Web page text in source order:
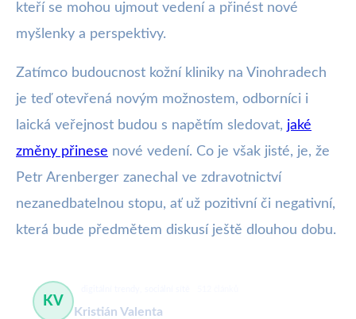
kteří se mohou ujmout vedení a přinést nové
myšlenky a perspektivy.
Zatímco budoucnost kožní kliniky na Vinohradech
je teď otevřená novým možnostem, odborníci i
laická veřejnost budou s napětím sledovat, jaké
změny přinese nové vedení. Co je však jisté, je, že
Petr Arenberger zanechal ve zdravotnictví
nezanedbatelnou stopu, ať už pozitivní či negativní,
která bude předmětem diskusí ještě dlouhou dobu.
KV
Kristián Valenta